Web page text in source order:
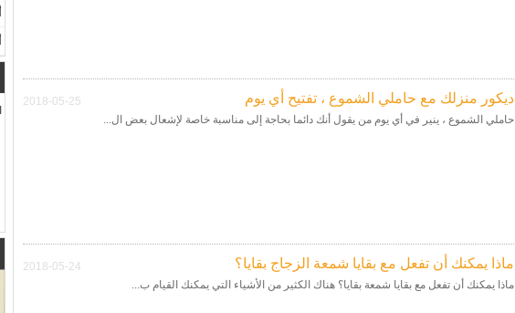
ديكور منزلك مع حاملي الشموع ، تفتيح أي يوم
2018-05-25
حاملي الشموع ، ينير في أي يوم من يقول أنك دائما بحاجة إلى مناسبة خاصة لإشعال بعض ال...
ماذا يمكنك أن تفعل مع بقايا شمعة الزجاج بقايا؟
2018-05-24
ماذا يمكنك أن تفعل مع بقايا شمعة بقايا؟ هناك الكثير من الأشياء التي يمكنك القيام ب...